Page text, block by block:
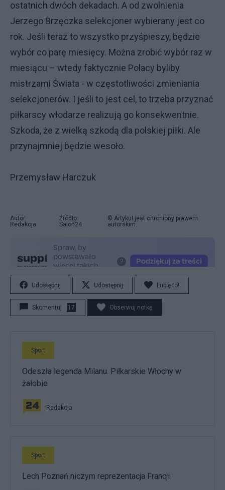
ostatnich dwóch dekadach. A od zwolnienia
Jerzego Brzęczka selekcjoner wybierany jest co
rok. Jeśli teraz to wszystko przyśpieszy, będzie
wybór co parę miesięcy. Można zrobić wybór raz w
miesiącu – wtedy faktycznie Polacy byliby
mistrzami Świata - w częstotliwości zmieniania
selekcjonerów. I jeśli to jest cel, to trzeba przyznać
piłkarscy włodarze realizują go konsekwentnie.
Szkoda, że z wielką szkodą dla polskiej piłki. Ale
przynajmniej będzie wesoło.
Przemysław Harczuk
Autor:
Redakcja
Źródło:
Salon24
© Artykuł jest chroniony prawem
autorskim.
Udostępnij Udostępnij Lubię to!
Skomentuj 17 Obserwuj notkę
Sport
Odeszła legenda Milanu. Piłkarskie Włochy w
żałobie
Redakcja
Sport
Lech Poznań niczym reprezentacja Francji